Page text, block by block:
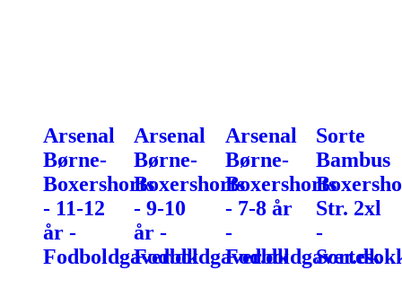
Arsenal
Børne-
Boxershorts
- 11-12
år -
Fodboldgaver.dk
Arsenal
Børne-
Boxershorts
- 9-10
år -
Fodboldgaver.dk
Arsenal
Børne-
Boxershorts
- 7-8 år
-
Fodboldgaver.dk
Sorte
Bambus
Str. 2xl
-